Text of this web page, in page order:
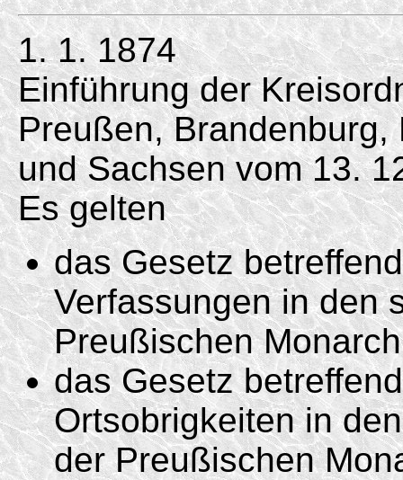
1. 1. 1874
Einführung der
Preußen,
und Sachsen vom 13.
Es gelten
das Gesetz
Verfassungen in den
Preußischen
das Gesetz
Ortsobrigkeiten in
der Preußischen